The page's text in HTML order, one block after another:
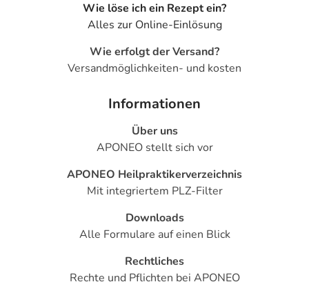
Wie löse ich ein Rezept ein?
Alles zur Online-Einlösung
Wie erfolgt der Versand?
Versandmöglichkeiten- und kosten
Informationen
Über uns
APONEO stellt sich vor
APONEO Heilpraktikerverzeichnis
Mit integriertem PLZ-Filter
Downloads
Alle Formulare auf einen Blick
Rechtliches
Rechte und Pflichten bei APONEO